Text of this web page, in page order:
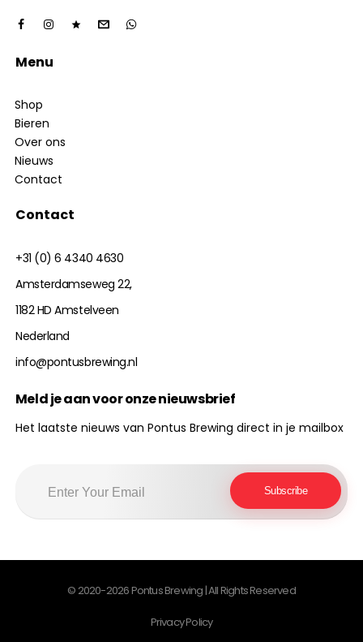
Menu
Shop
Bieren
Over ons
Nieuws
Contact
Contact
+31 (0) 6 4340 4630
Amsterdamseweg 22,
1182 HD Amstelveen
Nederland
info@pontusbrewing.nl
Meld je aan voor onze nieuwsbrief
Het laatste nieuws van Pontus Brewing direct in je mailbox
© 2020-2026 Pontus Brewing | All Rights Reserved
Privacy Policy